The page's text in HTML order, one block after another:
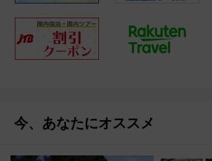
今、あなたにオススメ